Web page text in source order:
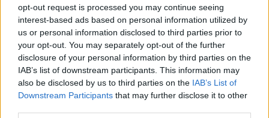
opt-out request is processed you may continue seeing
interest-based ads based on personal information utilized by
us or personal information disclosed to third parties prior to
your opt-out. You may separately opt-out of the further
disclosure of your personal information by third parties on the
IAB’s list of downstream participants. This information may
also be disclosed by us to third parties on the IAB’s List of
Downstream Participants that may further disclose it to other
Reply toMaria 13 år sedan
Maria , jag har också hört något liknande .
Så jag grävde upp så mkt jord jag kunde och fyllde på
med rosjord.
0 Svara
Maria